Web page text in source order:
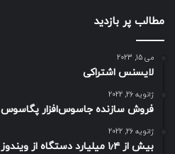
مطالب پر بازدید
می 15, 2023
لایسنس اشتراکی
ژانویه 26, 2022
فروش سازنده جاسوس‌افزار پگاسوس
ژانویه 26, 2022
بیش از ۱٫۴ میلیارد دستگاه از ویندوز ۱۰ و ویندوز ۱۱ استفاده می‌کنند